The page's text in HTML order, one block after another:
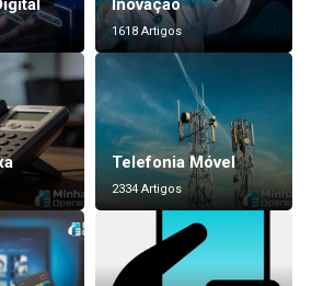
Inovação
1618 Artigos
Telefonia Móvel
2334 Artigos